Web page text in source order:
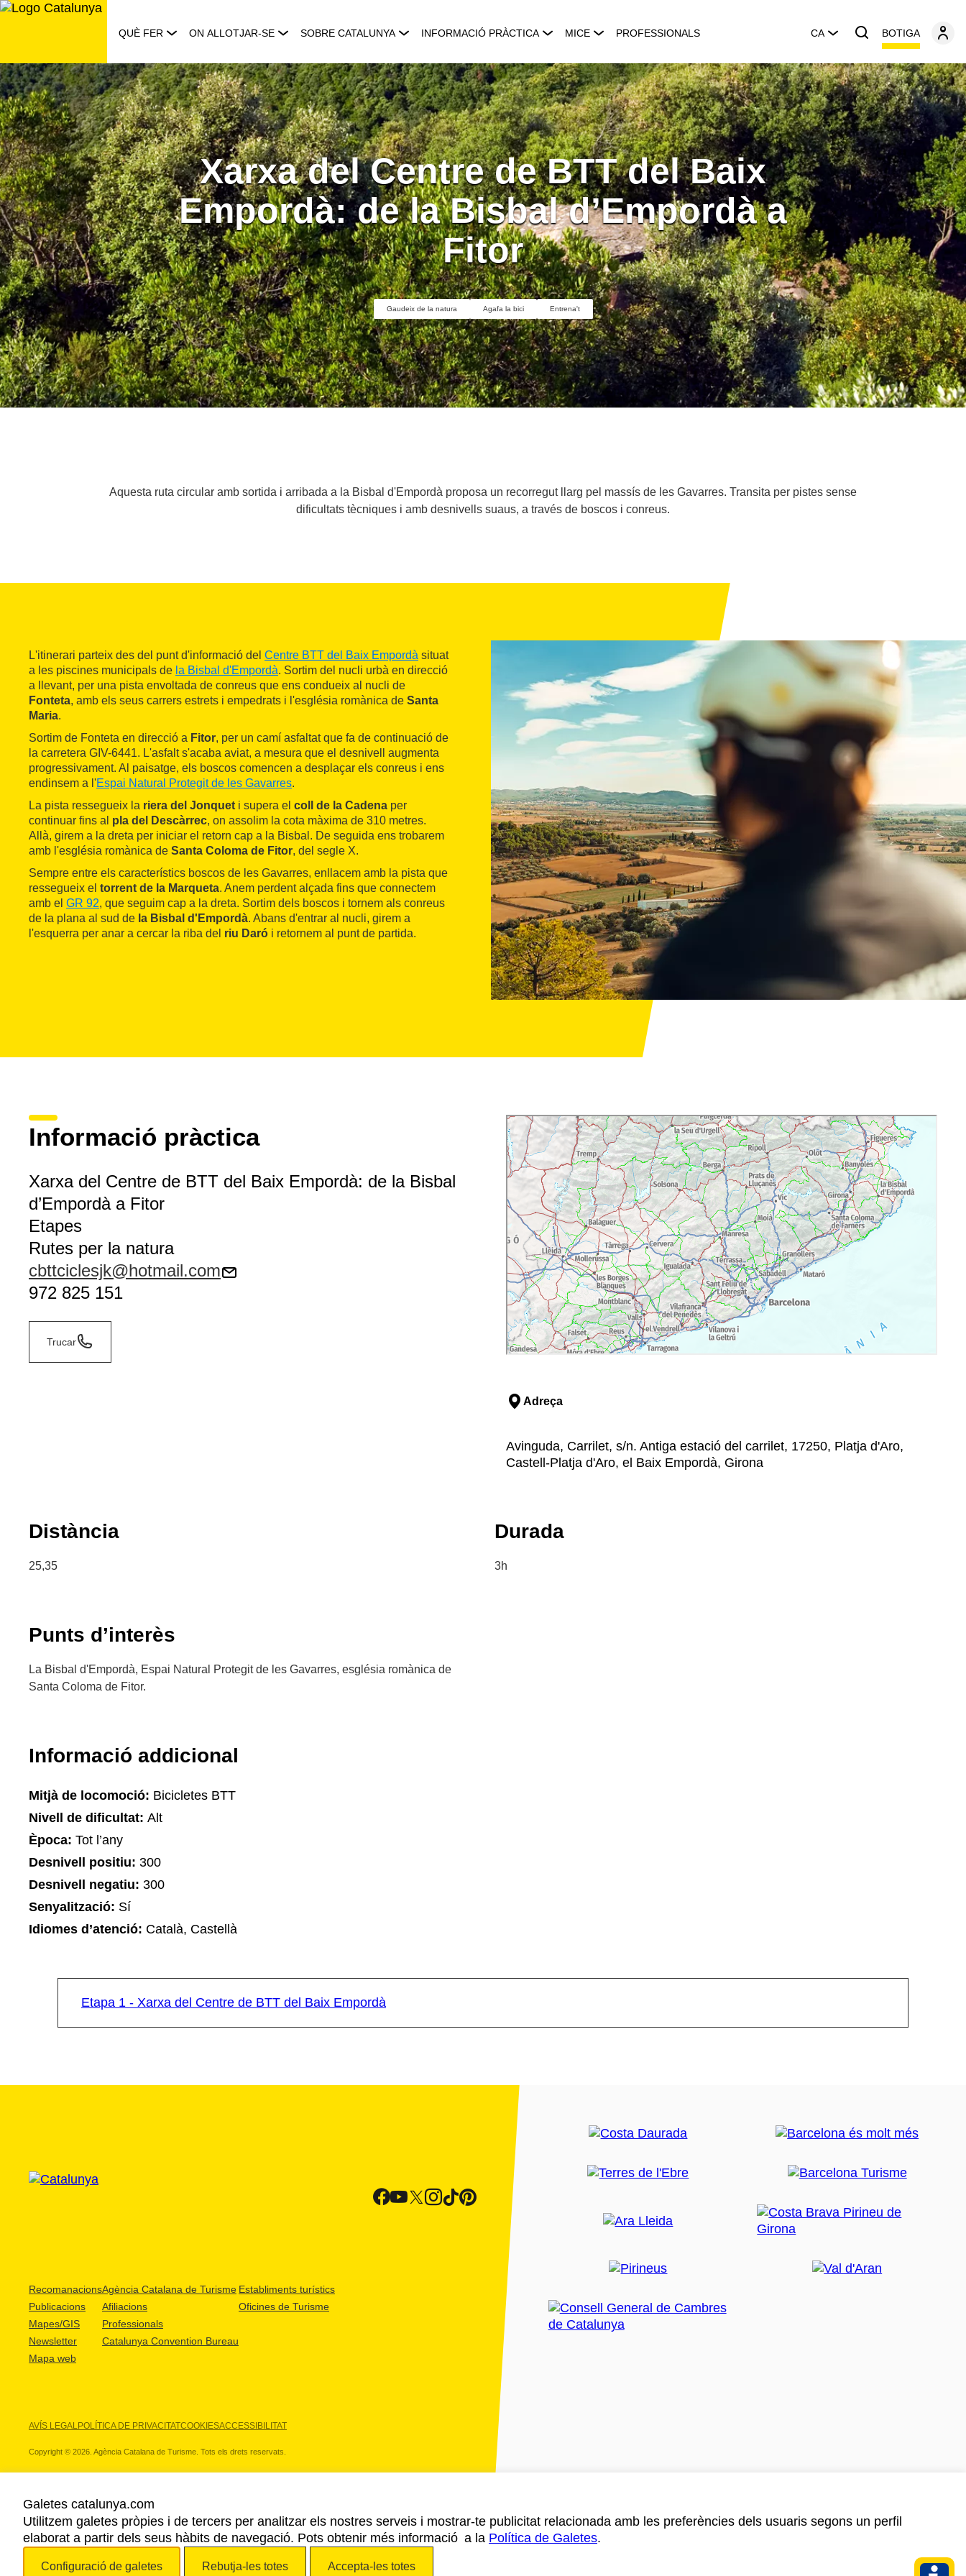
Saltar
QUÈ FER ON ALLOTJAR-SE SOBRE CATALUNYA INFORMACIÓ PRÀCTICA MICE PROFESSIONALS CA BOTIGA
Xarxa del Centre de BTT del Baix
Empordà: de la Bisbal d’Empordà a
Fitor
Gaudeix de la natura Agafa la bici Entrena't
Aquesta ruta circular amb sortida i arribada a la Bisbal d'Empordà proposa un recorregut llarg pel massís de les Gavarres. Transita per pistes sense
dificultats tècniques i amb desnivells suaus, a través de boscos i conreus.
L'itinerari parteix des del punt d'informació del Centre BTT del Baix Empordà situat
a les piscines municipals de la Bisbal d'Empordà. Sortim del nucli urbà en direcció
a llevant, per una pista envoltada de conreus que ens condueix al nucli de
Fonteta, amb els seus carrers estrets i empedrats i l'església romànica de Santa
Maria.
Sortim de Fonteta en direcció a Fitor, per un camí asfaltat que fa de continuació de
la carretera GIV-6441. L'asfalt s'acaba aviat, a mesura que el desnivell augmenta
progressivament. Al paisatge, els boscos comencen a desplaçar els conreus i ens
endinsem a l'Espai Natural Protegit de les Gavarres.
La pista ressegueix la riera del Jonquet i supera el coll de la Cadena per
continuar fins al pla del Descàrrec, on assolim la cota màxima de 310 metres.
Allà, girem a la dreta per iniciar el retorn cap a la Bisbal. De seguida ens trobarem
amb l'església romànica de Santa Coloma de Fitor, del segle X.
Sempre entre els característics boscos de les Gavarres, enllacem amb la pista que
ressegueix el torrent de la Marqueta. Anem perdent alçada fins que connectem
amb el GR 92, que seguim cap a la dreta. Sortim dels boscos i tornem als conreus
de la plana al sud de la Bisbal d'Empordà. Abans d'entrar al nucli, girem a
l'esquerra per anar a cercar la riba del riu Daró i retornem al punt de partida.
Informació pràctica
Xarxa del Centre de BTT del Baix Empordà: de la Bisbal
d’Empordà a Fitor
Etapes
Rutes per la natura
cbttciclesjk@hotmail.com
972 825 151
Trucar
Adreça
Avinguda, Carrilet, s/n. Antiga estació del carrilet, 17250, Platja d'Aro,
Castell-Platja d'Aro, el Baix Empordà, Girona
Distància
25,35
Durada
3h
Punts d’interès
La Bisbal d'Empordà, Espai Natural Protegit de les Gavarres, església romànica de
Santa Coloma de Fitor.
Informació addicional
Mitjà de locomoció: Bicicletes BTT
Nivell de dificultat: Alt
Època: Tot l’any
Desnivell positiu: 300
Desnivell negatiu: 300
Senyalització: Sí
Idiomes d’atenció: Català, Castellà
Etapa 1 - Xarxa del Centre de BTT del Baix Empordà
Recomanacions
Publicacions
Mapes/GIS
Newsletter
Mapa web
Agència Catalana de Turisme
Afiliacions
Professionals
Catalunya Convention Bureau
Establiments turístics
Oficines de Turisme
AVÍS LEGALPOLÍTICA DE PRIVACITATCOOKIESACCESSIBILITAT
Copyright © 2026. Agència Catalana de Turisme. Tots els drets reservats.
ELS NOSTRES PARTNERS
Galetes catalunya.com
Utilitzem galetes pròpies i de tercers per analitzar els nostres serveis i mostrar-te publicitat relacionada amb les preferències dels usuaris segons un perfil
elaborat a partir dels seus hàbits de navegació. Pots obtenir més informació a la Política de Galetes.
Configuració de galetes Rebutja-les totes Accepta-les totes